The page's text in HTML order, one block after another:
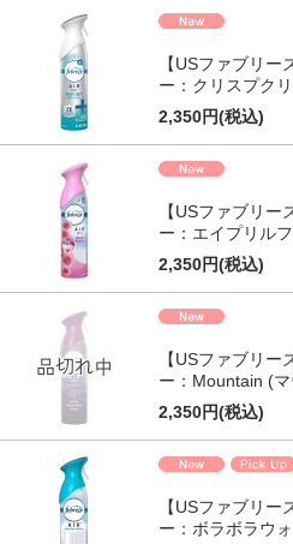
【USファブリ
ー：クリスプク
2,350円(税込)
【USファブリ
ー：エイプリル
2,350円(税込)
【USファブリ
ー：Mountain (
2,350円(税込)
【USファブリ
ー：ボラボラウ